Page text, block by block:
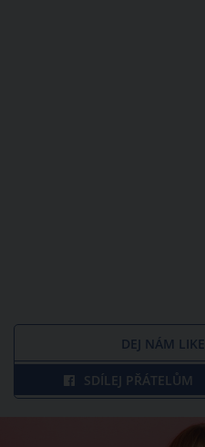
DEJ NÁM LIKE
SDÍLEJ PŘÁTELŮM